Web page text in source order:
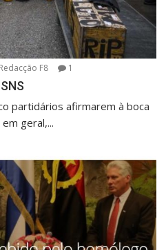
Redacção F8 1
partidários afirmarem à boca
geral,...